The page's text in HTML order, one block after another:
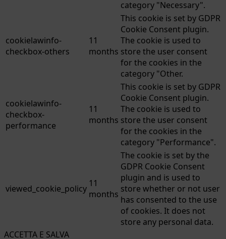
category "Necessary".
cookielawinfo-
checkbox-others
11
months
This cookie is set by GDPR
Cookie Consent plugin.
The cookie is used to
store the user consent
for the cookies in the
category "Other.
cookielawinfo-
checkbox-
performance
11
months
This cookie is set by GDPR
Cookie Consent plugin.
The cookie is used to
store the user consent
for the cookies in the
category "Performance".
viewed_cookie_policy 11
months
The cookie is set by the
GDPR Cookie Consent
plugin and is used to
store whether or not user
has consented to the use
of cookies. It does not
store any personal data.
ACCETTA E SALVA